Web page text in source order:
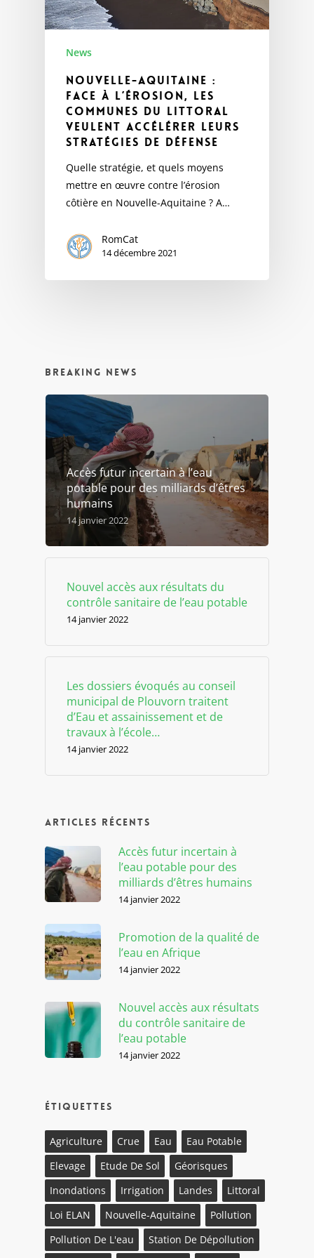
News
Nouvelle-Aquitaine :
Face à l’érosion, les
communes du littoral
veulent accélérer leurs
stratégies de défense
Quelle stratégie, et quels moyens
mettre en œuvre contre l’érosion
côtière en Nouvelle-Aquitaine ? A…
RomCat
14 décembre 2021
Breaking news
Accès futur incertain à l’eau
potable pour des milliards d’êtres
humains
14 janvier 2022
Nouvel accès aux résultats du
contrôle sanitaire de l’eau potable
14 janvier 2022
Les dossiers évoqués au conseil
municipal de Plouvorn traitent
d’Eau et assainissement et de
travaux à l’école…
14 janvier 2022
Articles récents
Accès futur incertain à
l’eau potable pour des
milliards d’êtres humains
14 janvier 2022
Promotion de la qualité de
l’eau en Afrique
14 janvier 2022
Nouvel accès aux résultats
du contrôle sanitaire de
l’eau potable
14 janvier 2022
Étiquettes
Agriculture Crue Eau
Eau Potable
Elevage
Etude De Sol
Géorisques
Inondations
Irrigation Landes
Littoral
Loi ELAN
Nouvelle-Aquitaine
Pollution
Pollution De L'eau
Station De Dépollution